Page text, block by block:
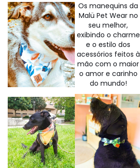
Os manequins da
Malü Pet Wear no
seu melhor,
exibindo o charme
e o estilo dos
acessórios feitos à
mão com o maior
o amor e carinho
do mundo!